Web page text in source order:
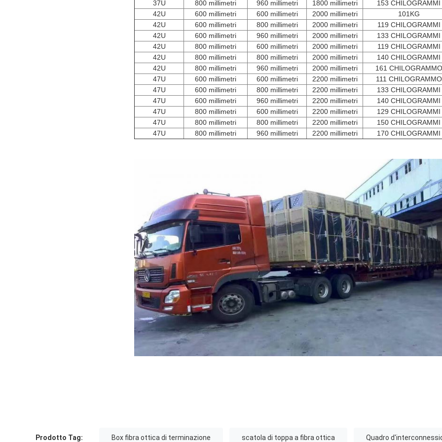
37U 800 millimetri 960 millimetri 1800 millimetri
153 CHILOGRAMMI
42U
600 millimetri 600 millimetri 2000 millimetri
101KG
42U
600 millimetri 800 millimetri 2000 millimetri
119 CHILOGRAMMI
42U
600 millimetri 960 millimetri 2000 millimetri
133 CHILOGRAMMI
42U
800 millimetri 600 millimetri 2000 millimetri
119 CHILOGRAMMI
42U
800 millimetri 800 millimetri 2000 millimetri
140 CHILOGRAMMI
42U
800 millimetri 960 millimetri 2000 millimetri
161 CHILOGRAMMO
47U
600 millimetri 600 millimetri 2200 millimetri
111 CHILOGRAMMO
47U
600 millimetri 800 millimetri 2200 millimetri
133 CHILOGRAMMI
47U
600 millimetri 960 millimetri 2200 millimetri
140 CHILOGRAMMI
47U
800 millimetri 600 millimetri 2200 millimetri
129 CHILOGRAMMI
47U
800 millimetri 800 millimetri 2200 millimetri
150 CHILOGRAMMI
47U
800 millimetri 960 millimetri 2200 millimetri 170 CHILOGRAMMI
Prodotto Tag: Box fibra ottica di terminazione scatola di toppa a fibra ottica Quadro